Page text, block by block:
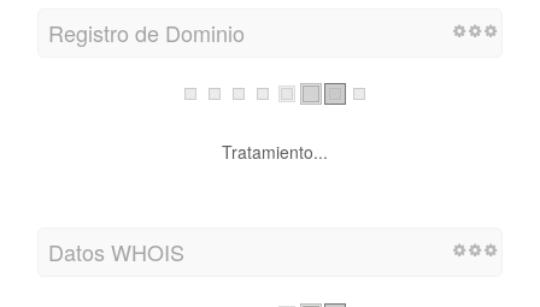
Registro de Dominio
Tratamiento...
Datos WHOIS